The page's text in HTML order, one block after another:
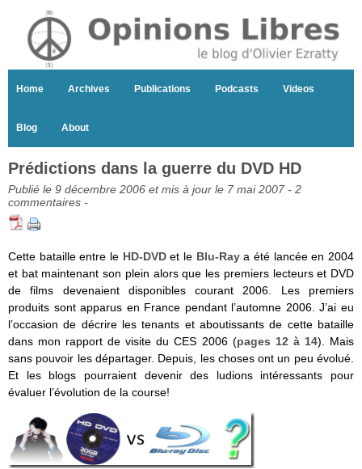
Home Archives Publications Podcasts Videos
Blog About
Prédictions dans la guerre du DVD HD
Publié le 9 décembre 2006 et mis à jour le 7 mai 2007 - 2
commentaires -
Cette bataille entre le HD-DVDet le Blu-Raya été lancée en 2004
et bat maintenant son plein alors que les premiers lecteurs et DVD
de films devenaient disponibles courant 2006. Les premiers
produits sont apparus en France pendant l’automne 2006. J’ai eu
l’occasion de décrire les tenants et aboutissants de cette bataille
dans mon rapport de visite du CES 2006 (pages 12 à 14). Mais
sans pouvoir les départager. Depuis, les choses ont un peu évolué.
Et les blogs pourraient devenir des ludions intéressants pour
évaluer l’évolution de la course!